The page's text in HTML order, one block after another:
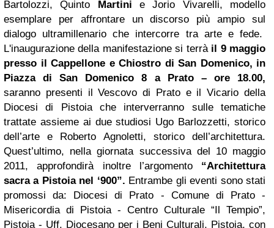
Bartolozzi, Quinto Martini e Jorio Vivarelli, modello
esemplare per affrontare un discorso più ampio sul
dialogo ultramillenario che intercorre tra arte e fede.
L'inaugurazione della manifestazione si terrà il 9 maggio
presso il Cappellone e Chiostro di San Domenico, in
Piazza di San Domenico 8 a Prato – ore 18.00,
saranno presenti il Vescovo di Prato e il Vicario della
Diocesi di Pistoia che interverranno sulle tematiche
trattate assieme ai due studiosi Ugo Barlozzetti, storico
dell’arte e Roberto Agnoletti, storico dell’architettura.
Quest’ultimo, nella giornata successiva del 10 maggio
2011, approfondirà inoltre l’argomento “Architettura
sacra a Pistoia nel ‘900”. Entrambe gli eventi sono stati
promossi da: Diocesi di Prato - Comune di Prato -
Misericordia di Pistoia - Centro Culturale “Il Tempio”,
Pistoia - Uff. Diocesano per i Beni Culturali, Pistoia, con